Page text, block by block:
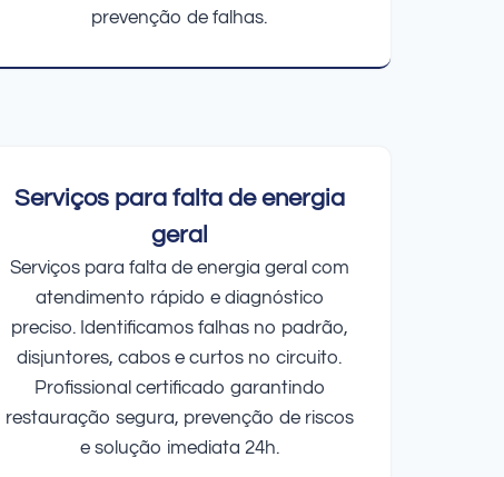
prevenção de falhas.
Serviços para falta de energia
geral
Serviços para falta de energia geral com
atendimento rápido e diagnóstico
preciso. Identificamos falhas no padrão,
disjuntores, cabos e curtos no circuito.
Profissional certificado garantindo
restauração segura, prevenção de riscos
e solução imediata 24h.